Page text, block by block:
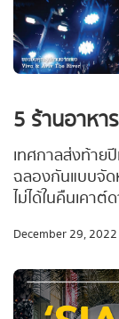
เทศกาลส่งท้าย
ฉลองกันแบบจัด
ไม่ได้ในคืนเคา
ร้านอาหารริมแ
อาหารอร่อย เติ
ไหนต้องโดน ต
December 29, 2022